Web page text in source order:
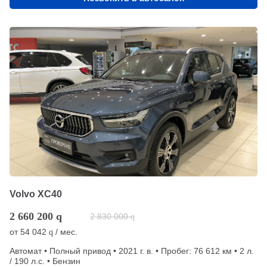
Volvo XC40
2 660 200 q 2 830 000 q
от54 042 q / мес.
Автомат • Полный привод • 2021 г. в. • Пробег: 76 612 км • 2 л.
/ 190 л.с. • Бензин